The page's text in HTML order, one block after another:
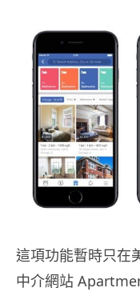
這項功能暫時只在
中介網站